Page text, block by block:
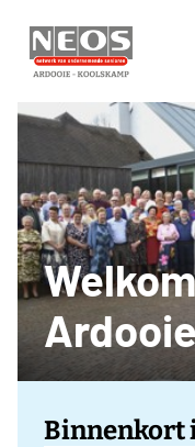
Binnenkort